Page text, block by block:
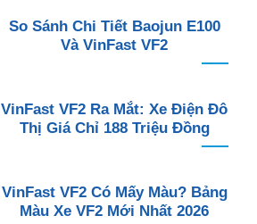
So Sánh Chi Tiết Baojun E100
Và VinFast VF2
VinFast VF2 Ra Mắt: Xe Điện Đô
Thị Giá Chỉ 188 Triệu Đồng
VinFast VF2 Có Mấy Màu? Bảng
Màu Xe VF2 Mới Nhất 2026